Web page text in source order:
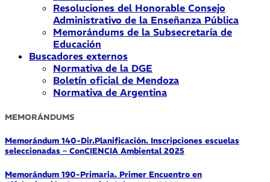
Resoluciones del Honorable Consejo
Administrativo de la Enseñanza Pública
Memorándums de la Subsecretaría de
Educación
Buscadores externos
Normativa de la DGE
Boletín oficial de Mendoza
Normativa de Argentina
MEMORÁNDUMS
Memorándum 140-Dir.Planificación. Inscripciones escuelas
seleccionadas – ConCIENCIA Ambiental 2025
Memorándum 190-Primaria. Primer Encuentro en